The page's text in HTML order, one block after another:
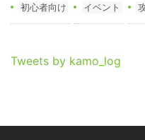
初心者向け イベント
Tweets by kamo_log